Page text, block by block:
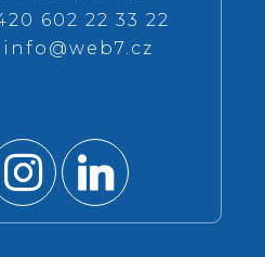
602 22 33 22
info@web7.cz